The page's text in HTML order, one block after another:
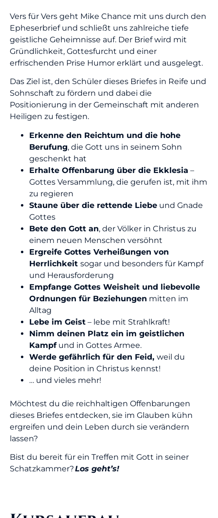
Vers für Vers geht Mike Chance mit uns durch den
Epheserbrief und schließt uns zahlreiche tiefe
geistliche Geheimnisse auf. Der Brief wird mit
Gründlichkeit, Gottesfurcht und einer
erfrischenden Prise Humor erklärt und ausgelegt.
Das Ziel ist, den Schüler dieses Briefes in Reife und
Sohnschaft zu fördern und dabei die
Positionierung in der Gemeinschaft mit anderen
Heiligen zu festigen.
Erkenne den Reichtum und die hohe
Berufung, die Gott uns in seinem Sohn
geschenkt hat
Erhalte Offenbarung über die Ekklesia –
Gottes Versammlung, die gerufen ist, mit ihm
zu regieren
Staune über die rettende Liebe und Gnade
Gottes
Bete den Gott an, der Völker in Christus zu
einem neuen Menschen versöhnt
Ergreife Gottes Verheißungen von
Herrlichkeit sogar und besonders für Kampf
und Herausforderung
Empfange Gottes Weisheit und liebevolle
Ordnungen für Beziehungen mitten im
Alltag
Lebe im Geist – lebe mit Strahlkraft!
Nimm deinen Platz ein im geistlichen
Kampfund in Gottes Armee.
Werde gefährlich für den Feid, weil du
deine Position in Christus kennst!
… und vieles mehr!
Möchtest du die reichhaltigen Offenbarungen
dieses Briefes entdecken, sie im Glauben kühn
ergreifen und dein Leben durch sie verändern
lassen?
Bist du bereit für ein Treffen mit Gott in seiner
Schatzkammer?Los geht’s!